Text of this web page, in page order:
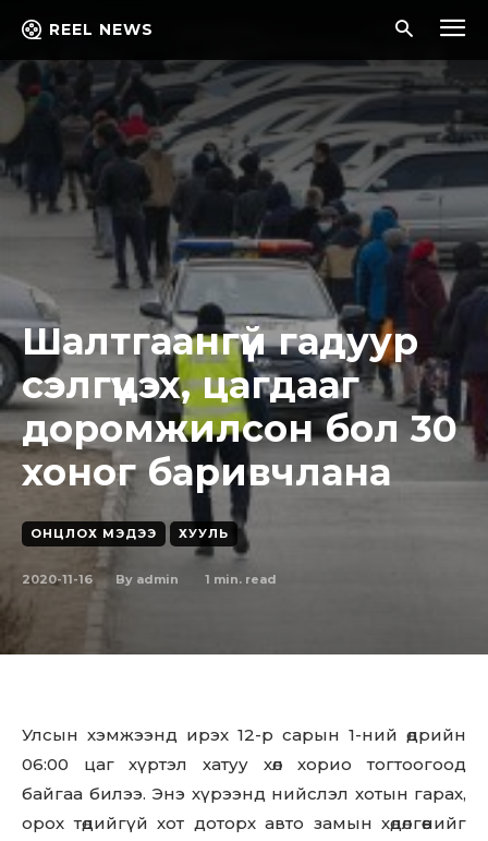
REEL NEWS
Шалтгаангүй гадуур
сэлгүүцэх, цагдааг
доромжилсон бол 30
хоног баривчлана
ОНЦЛОХ МЭДЭЭ ХУУЛЬ
2020-11-16 By admin 1 min. read
Улсын хэмжээнд ирэх 12-р сарын 1-ний өдрийн
06:00 цаг хүртэл хатуу хөл хорио тогтоогоод
байгаа билээ. Энэ хүрээнд нийслэл хотын гарах,
орох төдийгүй хот доторх авто замын хөдөлгөөнийг